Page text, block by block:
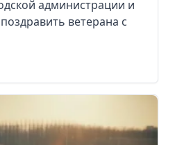
администрации и
ветерана с